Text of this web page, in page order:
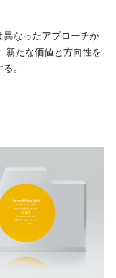
なったアプローチか
新たな価値と⽅向性を
。